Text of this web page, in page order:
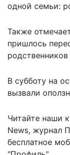
одной семьи:
Также
пришлось
В субботу на
вызвали
Читайте наши
News, журнал
бесплатное